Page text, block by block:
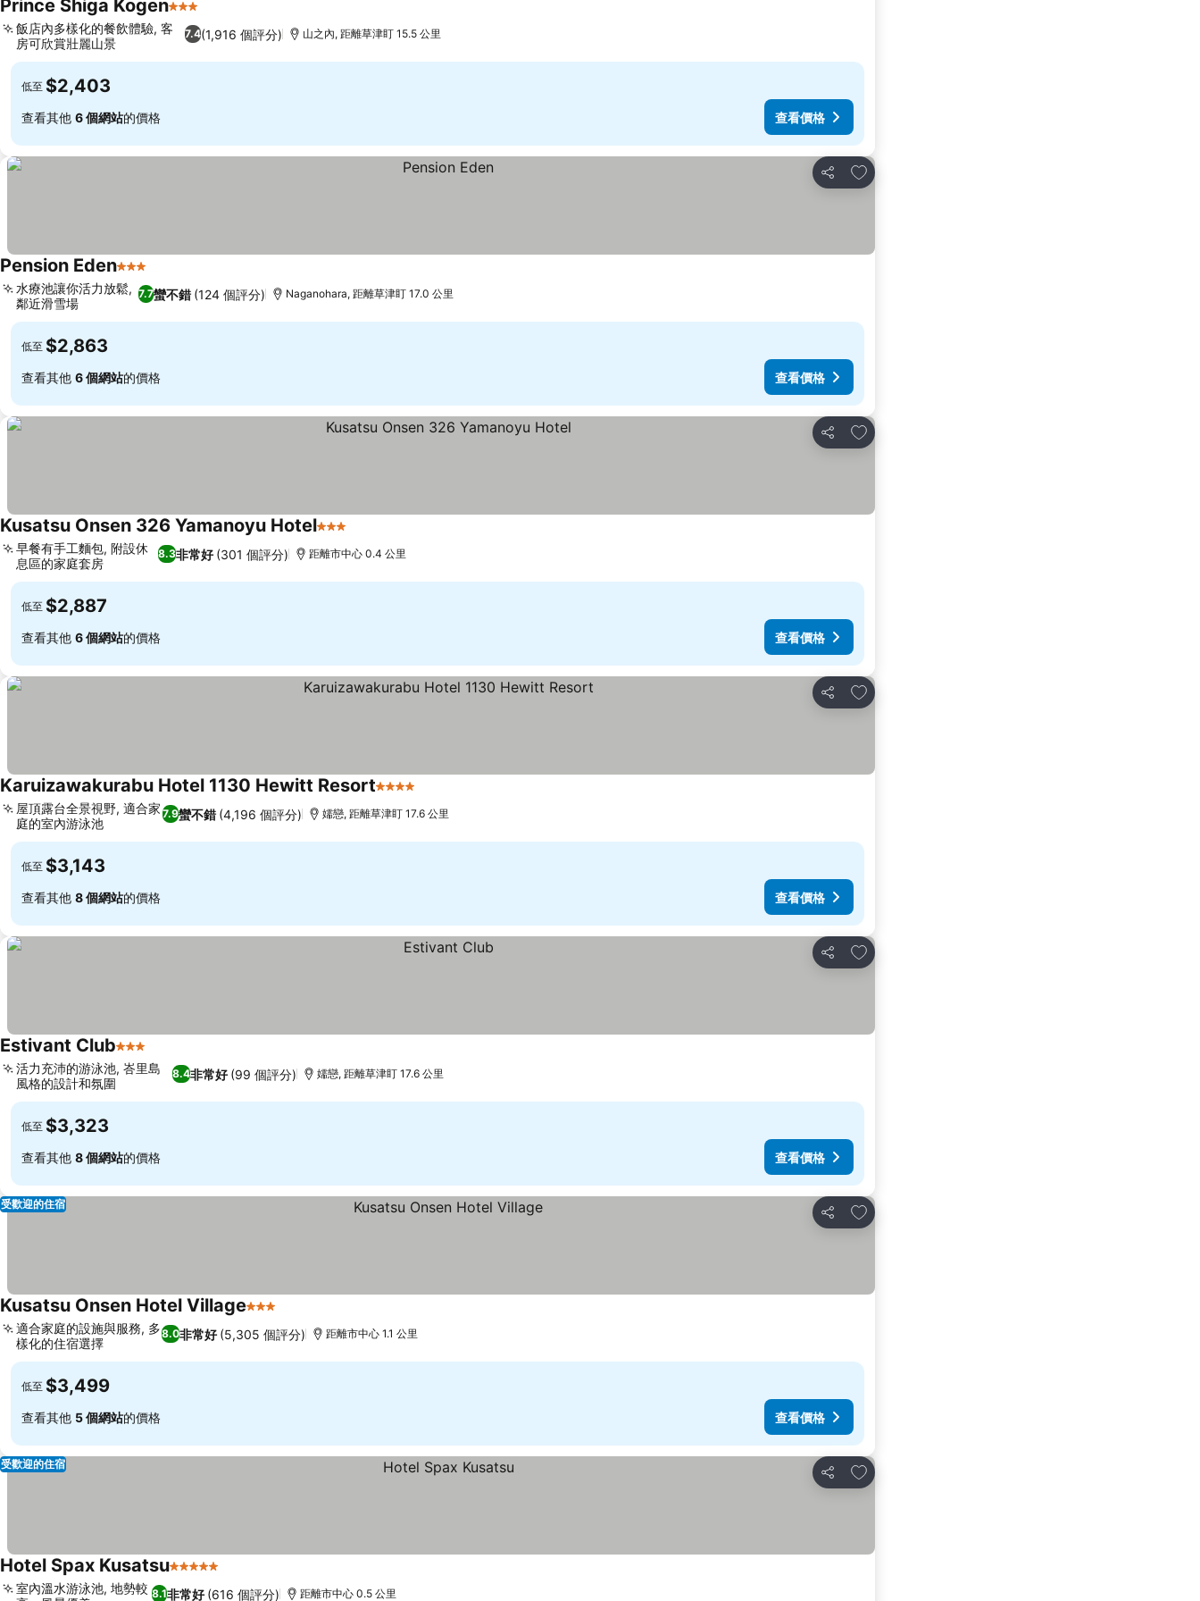
Prince Shiga Kogen3 星級
7.4(1,916 個評分)
飯店內多樣化的餐飲體驗, 客
房可欣賞壯麗山景
山之內, 距離草津盯 15.5 公里
低至 $2,403
查看其他 6 個網站的價格 查看價格
分享
加入我的最愛
Pension Eden3 星級
7.7蠻不錯 (124 個評分)
水療池讓你活力放鬆,
鄰近滑雪場
Naganohara, 距離草津盯 17.0 公里
低至 $2,863
查看其他 6 個網站的價格 查看價格
分享
加入我的最愛
Kusatsu Onsen 326 Yamanoyu Hotel3 星級
8.3非常好 (301 個評分)
早餐有手工麵包, 附設休
息區的家庭套房
距離市中心 0.4 公里
低至 $2,887
查看其他 6 個網站的價格 查看價格
分享
加入我的最愛
Karuizawakurabu Hotel 1130 Hewitt Resort4 星級
7.9蠻不錯 (4,196 個評分)
屋頂露台全景視野, 適合家
庭的室內游泳池
嬬戀, 距離草津盯 17.6 公里
低至 $3,143
查看其他 8 個網站的價格 查看價格
分享
加入我的最愛
Estivant Club3 星級
8.4非常好 (99 個評分)
活力充沛的游泳池, 峇里島
風格的設計和氛圍
嬬戀, 距離草津盯 17.6 公里
低至 $3,323
查看其他 8 個網站的價格 查看價格
分享
加入我的最愛
受歡迎的住宿
Kusatsu Onsen Hotel Village3 星級
8.0非常好 (5,305 個評分)
適合家庭的設施與服務, 多
樣化的住宿選擇
距離市中心 1.1 公里
低至 $3,499
查看其他 5 個網站的價格 查看價格
分享
加入我的最愛
受歡迎的住宿
Hotel Spax Kusatsu5 星級
8.1非常好 (616 個評分)
室內溫水游泳池, 地勢較
距離市中心 0.5 公里